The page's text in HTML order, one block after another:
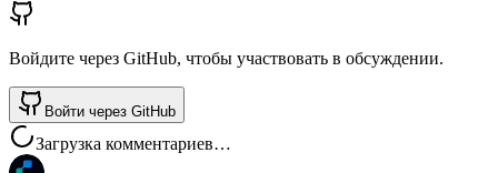
Войдите через GitHub, чтобы участвовать в обсуждении.
Войти через GitHub
Загрузка комментариев…